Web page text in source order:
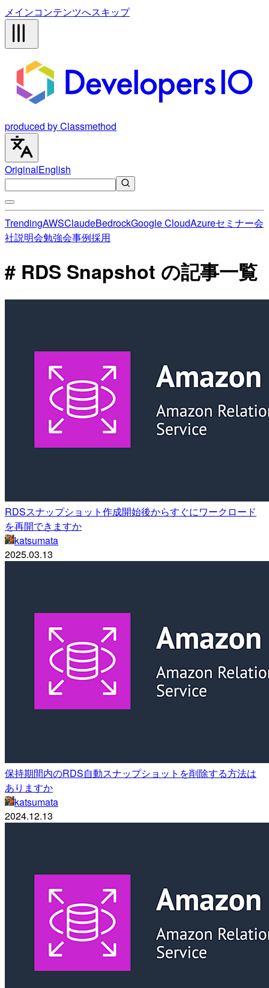
メインコンテンツへスキップ
produced by Classmethod
OriginalEnglish
TrendingAWSClaudeBedrockGoogle CloudAzureセミナー会
社説明会勉強会事例採用
# RDS Snapshot の記事一覧
RDSスナップショット作成開始後からすぐにワークロード
を再開できますか
katsumata
2025.03.13
保持期間内のRDS自動スナップショットを削除する方法は
ありますか
katsumata
2024.12.13